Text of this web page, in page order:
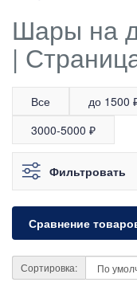
Шары на
|
Все до 1500
3000-5000 ₽
Фильтровать
Сравнение
Сортировка: